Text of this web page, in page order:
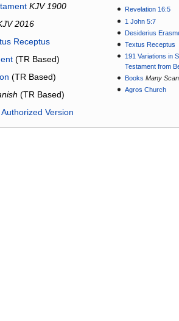
KJV 1900
2016
Receptus
(TR Based)
(TR Based)
(TR Based)
Version
Revelation 16:5
1 John 5:7
Desiderius
Textus Receptus
191 Variations in
Testament from
Books Many
Agros Church